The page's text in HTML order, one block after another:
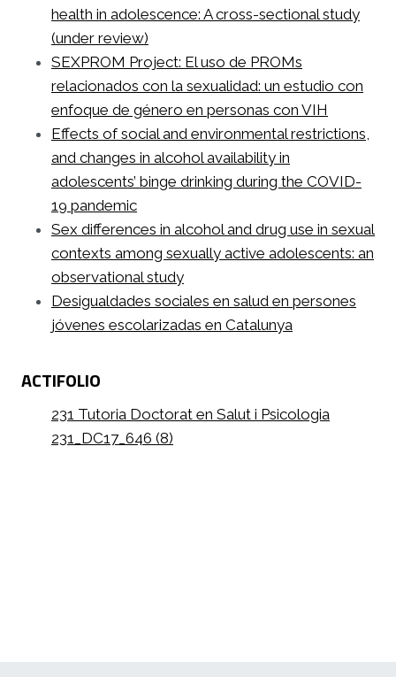
health in adolescence: A cross-sectional study
(under review)
SEXPROM Project: El uso de PROMs
relacionados con la sexualidad: un estudio con
enfoque de género en personas con VIH
Effects of social and environmental restrictions,
and changes in alcohol availability in
adolescents’ binge drinking during the COVID-
19 pandemic
Sex differences in alcohol and drug use in sexual
contexts among sexually active adolescents: an
observational study
Desigualdades sociales en salud en persones
jóvenes escolarizadas en Catalunya
ACTIFOLIO
231 Tutoria Doctorat en Salut i Psicologia
231_DC17_646 (8)